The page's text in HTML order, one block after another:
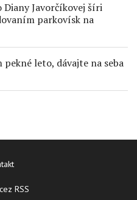
Javorčíkovej šíri
parkovísk na
pekné leto, dávajte na seba
RSS